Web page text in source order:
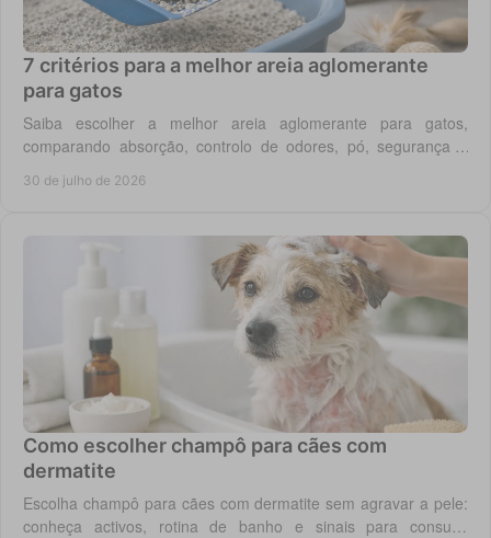
7 critérios para a melhor areia aglomerante
para gatos
Saiba escolher a melhor areia aglomerante para gatos,
comparando absorção, controlo de odores, pó, segurança e
30 de julho de 2026
Como escolher champô para cães com
dermatite
Escolha champô para cães com dermatite sem agravar a pele:
conheça activos, rotina de banho e sinais para consulta